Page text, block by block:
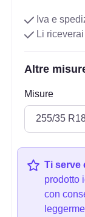
Iva e
Li
Altre
Misure
Ti serve
prodotto
con